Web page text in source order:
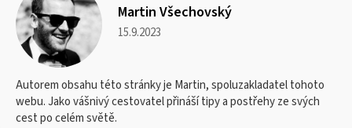
Martin Všechovský
15.9.2023
Autorem obsahu této stránky je Martin, spoluzakladatel tohoto
webu. Jako vášnivý cestovatel přináší tipy a postřehy ze svých
cest po celém světě.